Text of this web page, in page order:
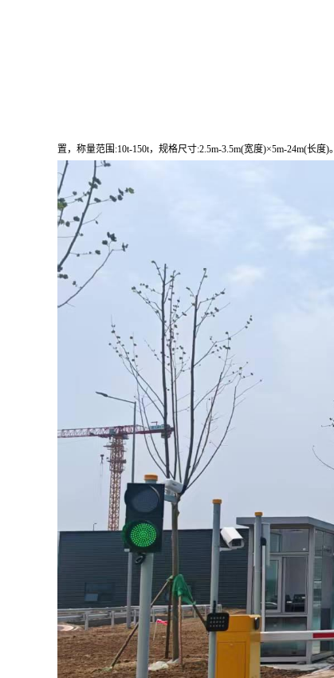
置，称量范围:10t-150t，规格尺寸:2.5m-3.5m(宽度)×5m-24m(长度)。